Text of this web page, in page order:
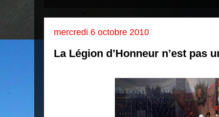
mercredi 6 octobre 2010
La Légion d’Honneur n’est pas